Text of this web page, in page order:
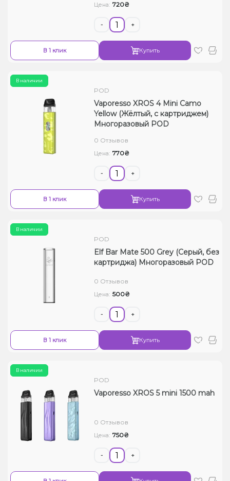
Цена: 720₴
- +
В 1 клик Купить
В наличии
POD
Vaporesso XROS 4 Mini Camo
Yellow (Жёлтый, с картриджем)
Многоразовый POD
0 Отзывов
Цена: 770₴
- +
В 1 клик Купить
В наличии
POD
Elf Bar Mate 500 Grey (Серый, без
картриджа) Многоразовый POD
0 Отзывов
Цена: 500₴
- +
В 1 клик Купить
В наличии
POD
Vaporesso XROS 5 mini 1500 mah
0 Отзывов
Цена: 750₴
- +